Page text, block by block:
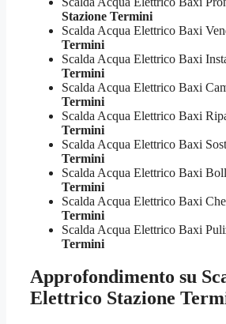
Stazione Termini
Scalda Acqua Elettrico Baxi
Termini
Scalda Acqua Elettrico Baxi
Termini
Scalda Acqua Elettrico Baxi
Termini
Scalda Acqua Elettrico Baxi
Termini
Scalda Acqua Elettrico Baxi
Termini
Scalda Acqua Elettrico Baxi
Termini
Scalda Acqua Elettrico Baxi
Termini
Scalda Acqua Elettrico Baxi
Termini
Approfondimento su
Elettrico Stazione